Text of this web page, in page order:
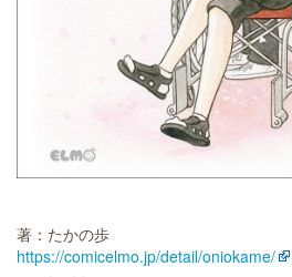
著：たかの歩
https://comicelmo.jp/detail/oniokame/